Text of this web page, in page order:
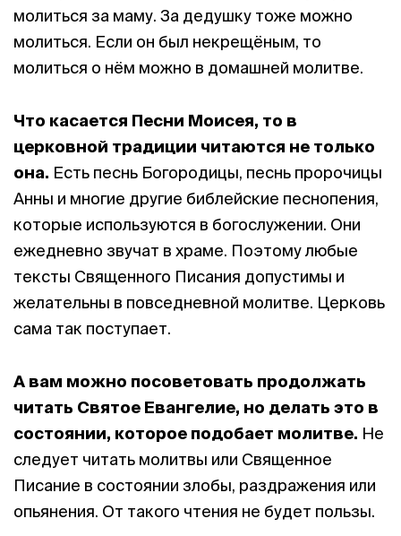
молиться за маму. За дедушку тоже можно
молиться. Если он был некрещёным, то
молиться о нём можно в домашней молитве.
Что касается Песни Моисея, то в
церковной традиции читаются не только
она. Есть песнь Богородицы, песнь пророчицы
Анны и многие другие библейские песнопения,
которые используются в богослужении. Они
ежедневно звучат в храме. Поэтому любые
тексты Священного Писания допустимы и
желательны в повседневной молитве. Церковь
сама так поступает.
А вам можно посоветовать продолжать
читать Святое Евангелие, но делать это в
состоянии, которое подобает молитве. Не
следует читать молитвы или Священное
Писание в состоянии злобы, раздражения или
опьянения. От такого чтения не будет пользы.